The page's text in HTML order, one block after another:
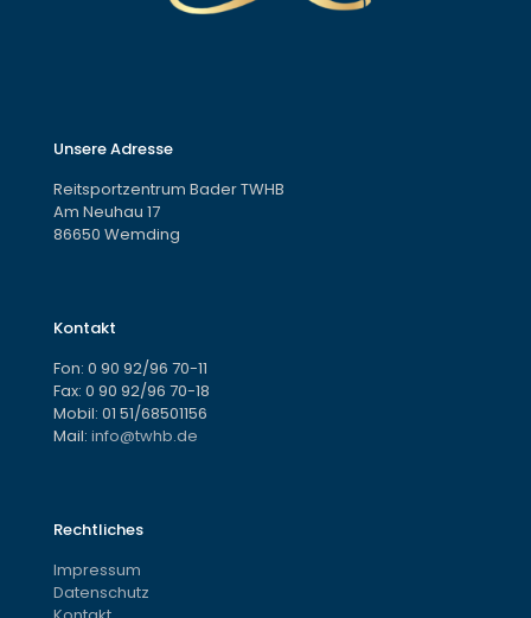
Unsere Adresse
Reitsportzentrum Bader TWHB
Am Neuhau 17
86650 Wemding
Kontakt
Fon: 0 90 92/96 70-11
Fax: 0 90 92/96 70-18
Mobil: 01 51/68501156
Mail: info@twhb.de
Rechtliches
Impressum
Datenschutz